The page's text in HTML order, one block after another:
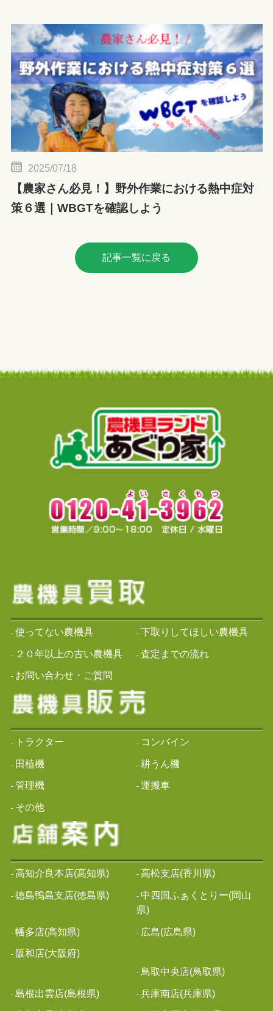
2025/07/18
【農家さん必見！】野外作業における熱中症対
策６選｜WBGTを確認しよう
記事一覧に戻る
- 使ってない農機具 - 下取りしてほしい農機具
- ２０年以上の古い農機具 - 査定までの流れ
- お問い合わせ・ご質問
- トラクター - コンバイン
- 田植機 - 耕うん機
- 管理機 - 運搬車
- その他
- 高知介良本店(高知県) - 高松支店(香川県)
- 徳島鴨島支店(徳島県) - 中四国ふぁくとりー(岡山
県)
- 幡多店(高知県) - 広島(広島県)
- 阪和店(大阪府)
- 鳥取中央店(鳥取県)
- 島根出雲店(島根県) - 兵庫南店(兵庫県)